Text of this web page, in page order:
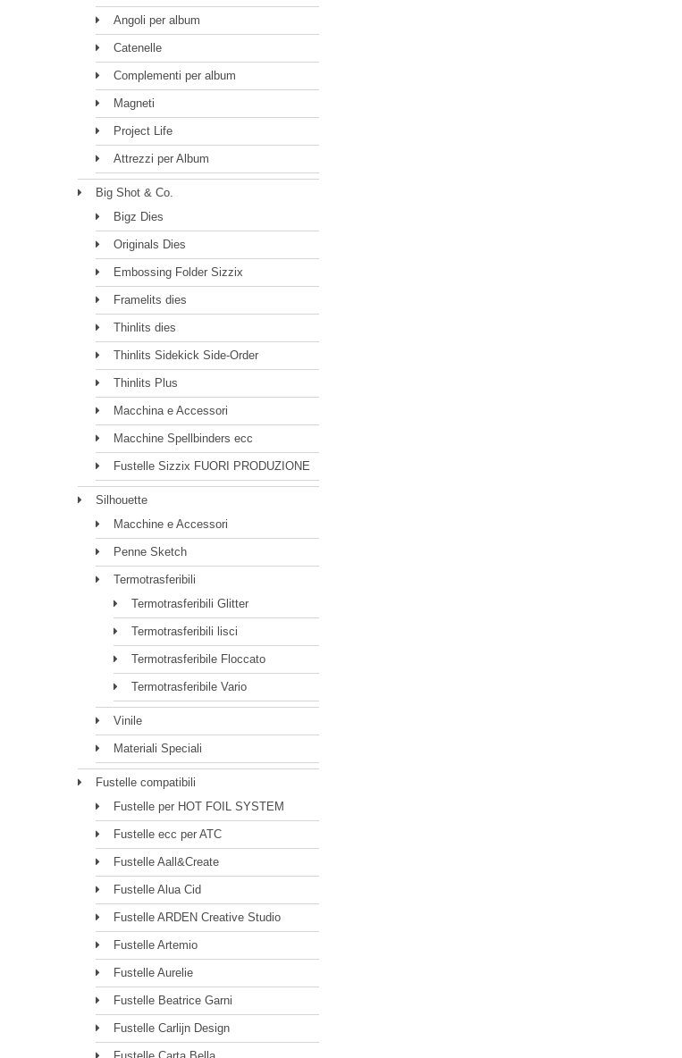
Angoli per album
Catenelle
Complementi per album
Magneti
Project Life
Attrezzi per Album
Big Shot & Co.
Bigz Dies
Originals Dies
Embossing Folder Sizzix
Framelits dies
Thinlits dies
Thinlits Sidekick Side-Order
Thinlits Plus
Macchina e Accessori
Macchine Spellbinders ecc
Fustelle Sizzix FUORI PRODUZIONE
Silhouette
Macchine e Accessori
Penne Sketch
Termotrasferibili
Termotrasferibili Glitter
Termotrasferibili lisci
Termotrasferibile Floccato
Termotrasferibile Vario
Vinile
Materiali Speciali
Fustelle compatibili
Fustelle per HOT FOIL SYSTEM
Fustelle ecc per ATC
Fustelle Aall&Create
Fustelle Alua Cid
Fustelle ARDEN Creative Studio
Fustelle Artemio
Fustelle Aurelie
Fustelle Beatrice Garni
Fustelle Carlijn Design